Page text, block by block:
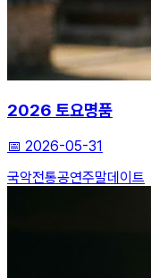
2026 토요명품
📅 2026-05-31
국악전통공연주말데이트